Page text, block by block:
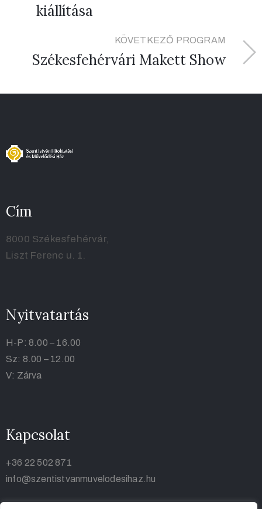
kiállítása
KÖVETKEZŐ PROGRAM
Székesfehérvári Makett Show
Cím
8000 Székesfehérvár,
Liszt Ferenc u. 1.
Nyitvatartás
H-P: 8.00 – 16.00
Sz: 8.00 – 12.00
V: Zárva
Kapcsolat
+36 22 502 871
info@szentistvanmuvelodesihaz.hu